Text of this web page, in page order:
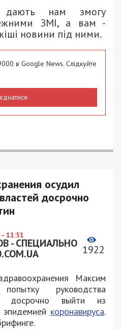
дають нам змогу
ЗМІ, а вам -
новини під ними.
в Google News. Слідкуйте
осудил
досрочно
11:51
- СПЕЦИАЛЬНО 1922
Максим
руководства
досрочно выйти из
эпидемией коронавируса.